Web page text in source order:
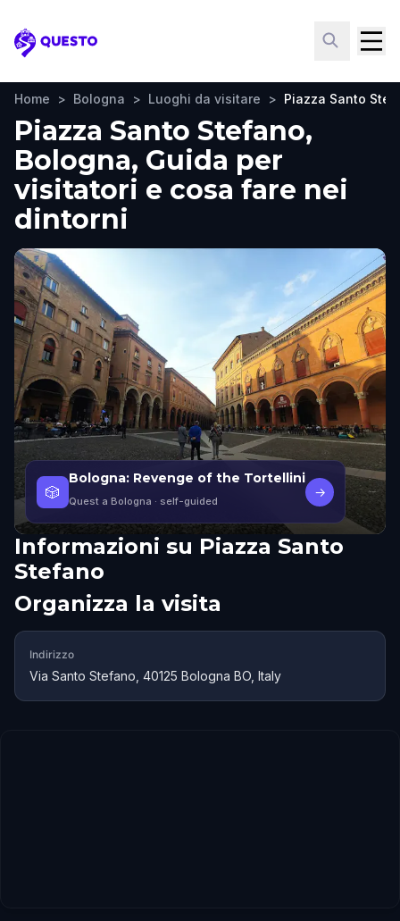
Questo
Home > Bologna > Luoghi da visitare > Piazza Santo
Piazza Santo Stefano,
Bologna, Guida per
visitatori e cosa fare nei
dintorni
🎲
Bologna: Revenge of the Tortellini
Quest a Bologna · self-guided
→
Informazioni su Piazza Santo
Stefano
Organizza la visita
Indirizzo
Via Santo Stefano, 40125 Bologna BO, Italy